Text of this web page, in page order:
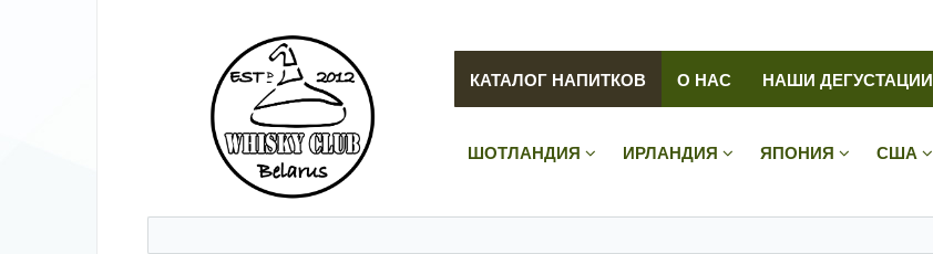
КАТАЛОГ НАПИТКОВ О НАС НАШИ ДЕГУСТАЦИИ
ШОТЛАНДИЯ ИРЛАНДИЯ ЯПОНИЯ США